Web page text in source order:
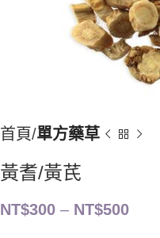
首頁 單方藥草
黃耆/黃芪
NT$300 – NT$500